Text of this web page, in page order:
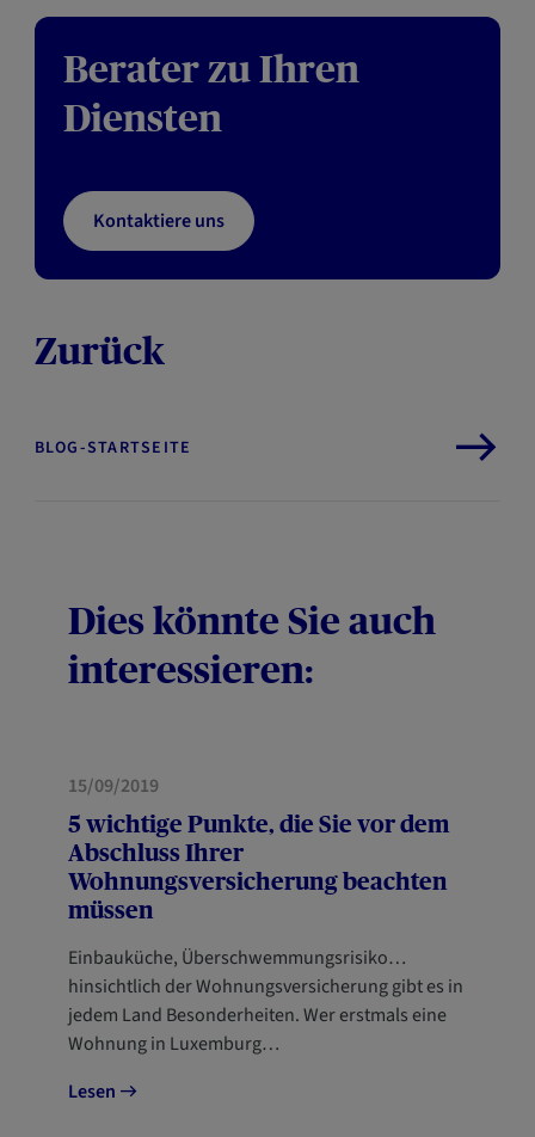
Berater zu Ihren
Diensten
Kontaktiere uns
Zurück
BLOG-STARTSEITE
Dies könnte Sie auch
interessieren:
HAUS
15/09/2019
5 wichtige Punkte, die Sie vor dem
Abschluss Ihrer
Wohnungsversicherung beachten
müssen
Einbauküche, Überschwemmungsrisiko…
hinsichtlich der Wohnungsversicherung gibt es in
jedem Land Besonderheiten. Wer erstmals eine
Wohnung in Luxemburg…
Lesen